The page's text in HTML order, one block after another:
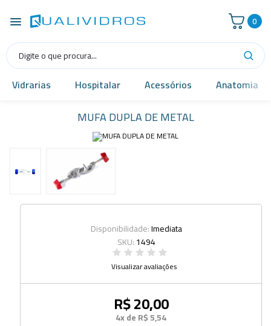
0
Vidrarias Hospitalar Acessórios Anatomia
MUFA DUPLA DE METAL
Disponibilidade:Imediata
SKU:1494
Visualizar avaliações
R$ 20,00
4x de R$ 5,54